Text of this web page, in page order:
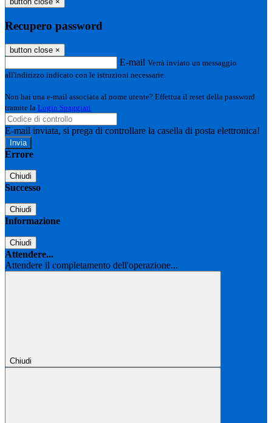
Recupero password
button close ×
E-mail Verrà inviato un messaggio
all'indirizzo indicato con le istruzioni necessarie.
Non hai una e-mail associata al nome utente? Effettua il reset della password
tramite la Login Spaggiari
E-mail inviata, si prega di controllare la casella di posta elettronica!
Errore
Chiudi
Successo
Chiudi
Informazione
Chiudi
Attendere...
Attendere il completamento dell'operazione...
Chiudi